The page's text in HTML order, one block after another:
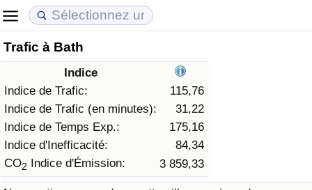
Trafic à Bath
Indice
Indice de Trafic:
115,76
Indice de Trafic (en minutes):
31,22
Indice de Temps Exp.:
175,16
Indice d'Inefficacité:
84,34
CO2 Indice d'Émission: 3 859,33
Coût de la vie
Indice du Coût de la Vie (Actuel)
Indice du Coût de la Vie
Indice du coût de la vie par pays
Prix de l'immobilier
Indice des Prix de l'immobilier (Actuel)
Indice des Prix de l'immobilier
Indice des Prix de l'immobilier par Pays
Qualité de Vie
Indice de Qualité de Vie
Indice de Qualité de Vie (Actuel)
Indice de qualité de vie par pays